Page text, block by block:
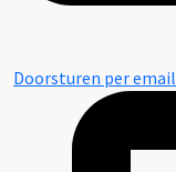
Doorsturen per email